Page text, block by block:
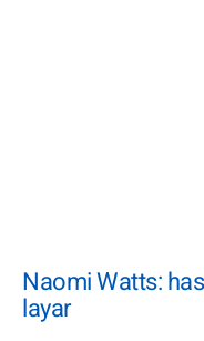
Naomi Watts:
layar